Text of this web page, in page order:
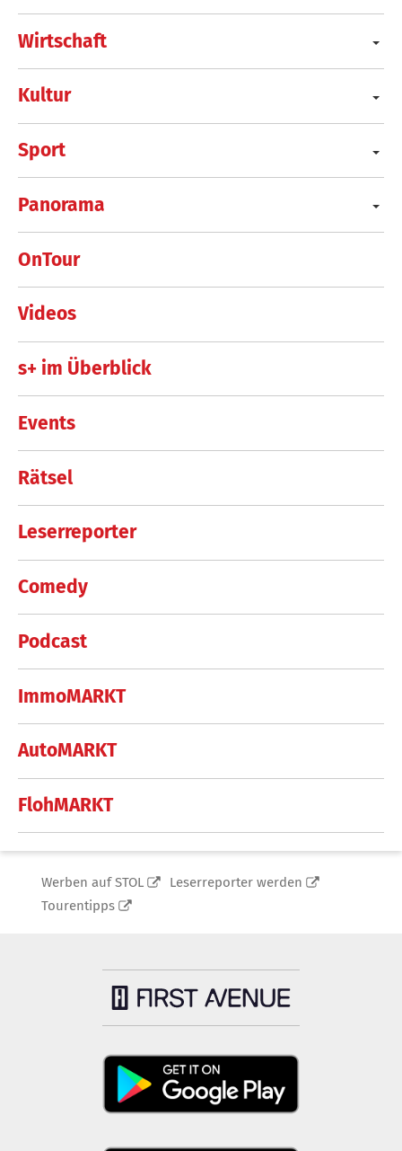
Wirtschaft
Kultur
Sport
Panorama
OnTour
Videos
s+ im Überblick
Events
Rätsel
Leserreporter
Comedy
Podcast
ImmoMARKT
AutoMARKT
FlohMARKT
Werben auf STOL
Leserreporter werden
Tourentipps